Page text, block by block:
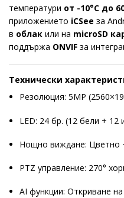
температури от -10°C до
приложението iCSee за
в облак или на microSD
поддържа ONVIF за
Технически
Резолюция: 5MP
LED: 24 бр. (12 бели + 12
Нощно виждане: Цветно
PTZ управление: 270°
AI функции: Откриване